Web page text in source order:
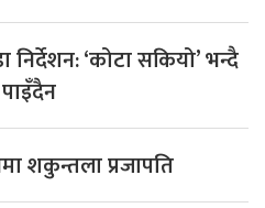
‘कोटा सकियो’ भन्दै
शकुन्तला प्रजापति